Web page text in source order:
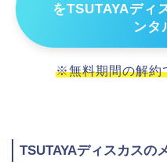
をTSUTAYAディ
ンタ
※無料期間の解約
TSUTAYAディスカスの